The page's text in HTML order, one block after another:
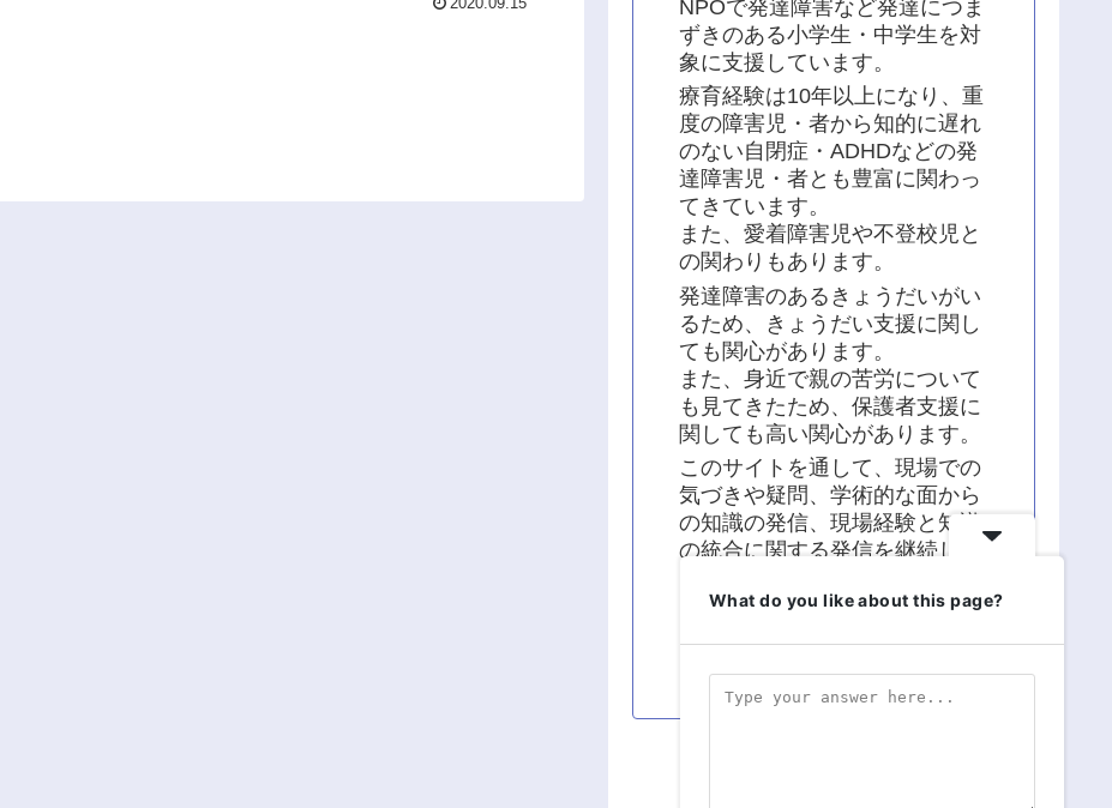
2020.09.15
NPOで発達障害など発達につま
ずきのある小学生・中学生を対
象に支援しています。
療育経験は10年以上になり、重
度の障害児・者から知的に遅れ
のない自閉症・ADHDなどの発
達障害児・者とも豊富に関わっ
てきています。
また、愛着障害児や不登校児と
の関わりもあります。
発達障害のあるきょうだいがい
るため、きょうだい支援に関し
ても関心があります。
また、身近で親の苦労について
も見てきたため、保護者支援に
関しても高い関心があります。
このサイトを通して、現場での
気づきや疑問、学術的な面から
の知識の発信、現場経験と知識
の統合に関する発信を継続して
よろしくお願い致します！！
What do you like about this page?